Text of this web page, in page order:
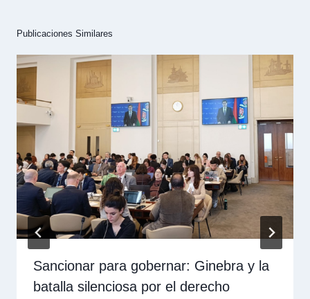
Publicaciones Similares
Sancionar para gobernar: Ginebra y la
batalla silenciosa por el derecho